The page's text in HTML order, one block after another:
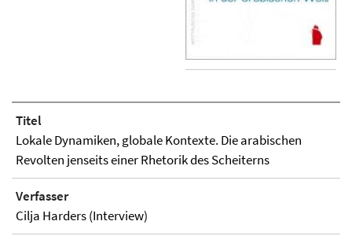
Titel
Lokale Dynamiken, globale Kontexte. Die arabischen
Revolten jenseits einer Rhetorik des Scheiterns
Verfasser
Cilja Harders (Interview)